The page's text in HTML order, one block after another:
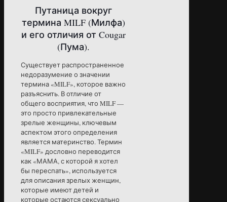
Путаница вокруг
термина MILF (Милфа)
и его отличия от Cougar
(Пума).
Существует распространенное
недоразумение о значении
термина «MILF», которое важно
разъяснить. В отличие от
общего восприятия, что MILF —
это просто привлекательные
зрелые женщины, ключевым
аспектом этого определения
является материнство. Термин
«MILF» дословно переводится
как «МАМА, с которой я хотел
бы переспать», используется
для описания зрелых женщин,
которые имеют детей и
которые остаются сексуально